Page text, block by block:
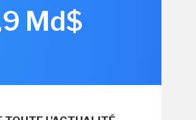
Md$